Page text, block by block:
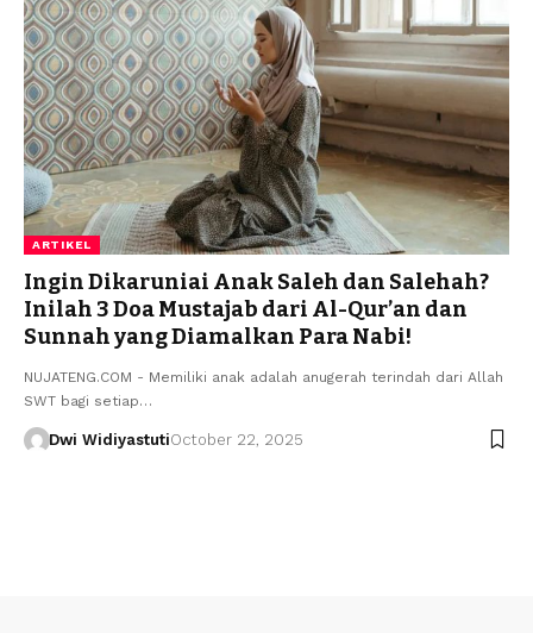
ARTIKEL
Ingin Dikaruniai Anak Saleh dan Salehah?
Inilah 3 Doa Mustajab dari Al-Qur’an dan
Sunnah yang Diamalkan Para Nabi!
NUJATENG.COM - Memiliki anak adalah anugerah terindah dari Allah
SWT bagi setiap…
Dwi WidiyastutiOctober 22, 2025